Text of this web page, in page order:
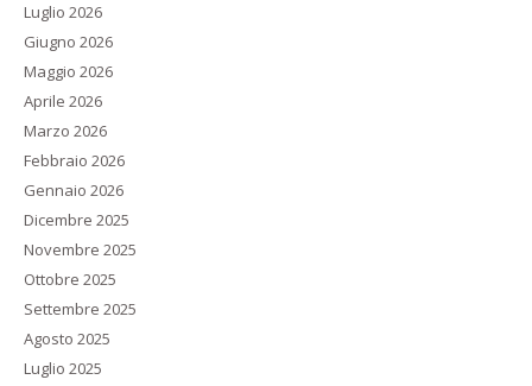
Luglio 2026
Giugno 2026
Maggio 2026
Aprile 2026
Marzo 2026
Febbraio 2026
Gennaio 2026
Dicembre 2025
Novembre 2025
Ottobre 2025
Settembre 2025
Agosto 2025
Luglio 2025